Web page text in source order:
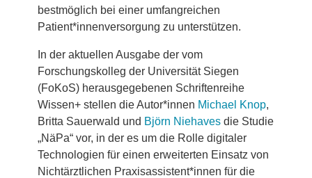
bestmöglich bei einer umfangreichen
Patient*innenversorgung zu unterstützen.
In der aktuellen Ausgabe der vom
Forschungskolleg der Universität Siegen
(FoKoS) herausgegebenen Schriftenreihe
Wissen+ stellen die Autor*innen Michael Knop,
Britta Sauerwald und Björn Niehavesdie Studie
„NäPa“ vor, in der es um die Rolle digitaler
Technologien für einen erweiterten Einsatz von
Nichtärztlichen Praxisassistent*innen für die